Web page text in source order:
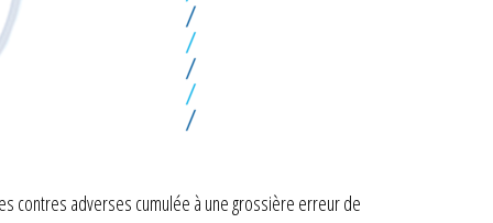
contres adverses cumulée à une grossière erreur de